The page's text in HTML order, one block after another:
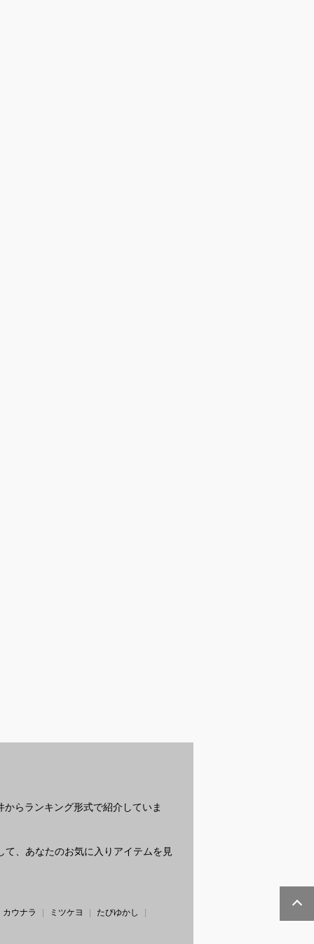
らランキング形式で紹介していま
、あなたのお気に入りアイテムを見
カウナラ ミツケヨ
たびゆかし